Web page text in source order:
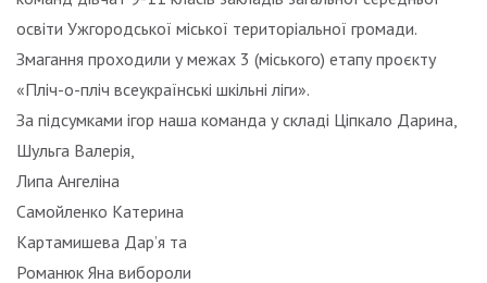
освіти Ужгородської міської територіальної громади.
Змагання проходили у межах 3 (міського) етапу проєкту
«Пліч-о-пліч всеукраїнські шкільні ліги».
За підсумками ігор наша команда у складі Ціпкало Дарина,
Шульга Валерія,
Липа Ангеліна
Самойленко Катерина
Картамишева Дар’я та
Романюк Яна вибороли